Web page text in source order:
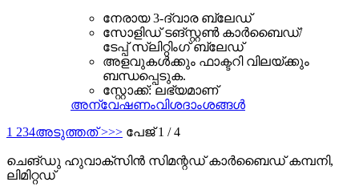
നേരായ 3-ദ്വാര ബ്ലേഡ്
സോളിഡ് ടങ്സ്റ്റൺ കാർബൈഡ്/
ടേപ്പ് സ്ലിറ്റിംഗ് ബ്ലേഡ്
അളവുകൾക്കും ഫാക്ടറി വിലയ്ക്കും
ബന്ധപ്പെടുക.
സ്റ്റോക്ക്: ലഭ്യമാണ്
അന്വേഷണംവിശദാംശങ്ങൾ
1 234അടുത്തത് >>> പേജ് 1 / 4
ചെങ്ഡു ഹുവാക്സിൻ സിമന്റഡ് കാർബൈഡ് കമ്പനി,
ലിമിറ്റഡ്